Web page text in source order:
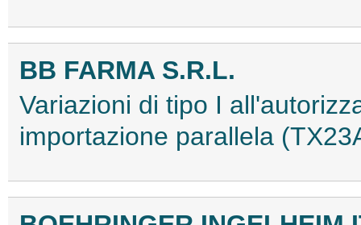
BB FARMA S.R.L.
Variazioni di tipo I
importazione parallela